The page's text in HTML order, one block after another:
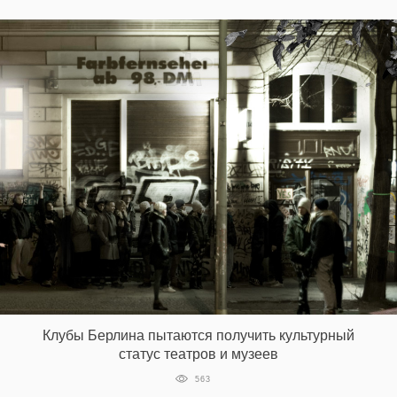
Клубы Берлина пытаются получить культурный
статус театров и музеев
563